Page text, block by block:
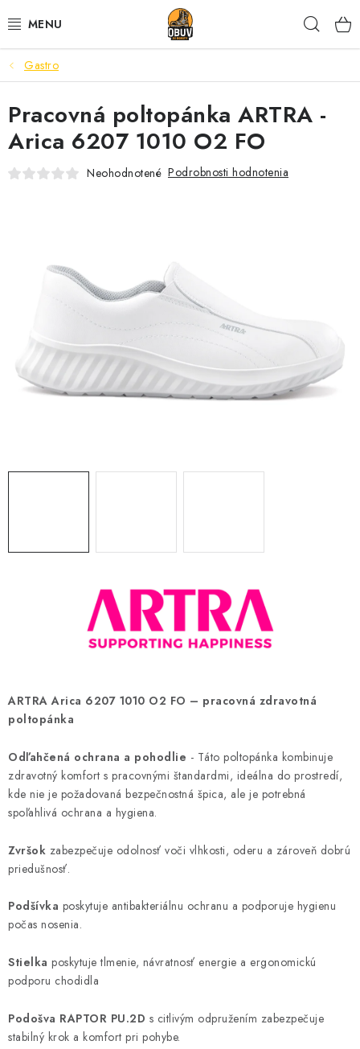
na
PRACOVNÁ A BEZPEČNOSTNÁ OBUV
VOĽNOČASOVÁ OBUV
VÝPREDAJ
PRE KÁVIČKÁROV
BEZPEČNOSTNÉ NORMY A SYMBOLY
Často kladené otázky
INFORMÁCIE PRE ZÁKAZNÍKOV
Gastro
ARTRA Arica 6207 1010 O2 FO – pracovná zdravotná
poltopánka
Odľahčená ochrana a pohodlie - Táto poltopánka kombinuje
zdravotný komfort s pracovnými štandardmi, ideálna do prostredí,
kde nie je požadovaná bezpečnostná špica, ale je potrebná
spoľahlivá ochrana a hygiena.
Zvršok zabezpečuje odolnosť voči vlhkosti, oderu a zároveň dobrú
priedušnosť.
Podšívka poskytuje antibakteriálnu ochranu a podporuje hygienu
počas nosenia.
Stielka poskytuje tlmenie, návratnosť energie a ergonomickú
podporu chodidla
Podošva RAPTOR PU.2D s citlivým odpružením zabezpečuje
stabilný krok a komfort pri pohybe.
Pracovná poltopánka ARTRA -
Arica 6207 1010 O2 FO
Neohodnotené Podrobnosti hodnotenia